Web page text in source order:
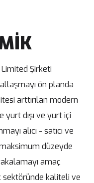
Şirketi
ön planda
arttırılan modern
yurt dışı ve yurt içi
alıcı - satıcı ve
düzeyde
amaç
sektöründe kaliteli ve